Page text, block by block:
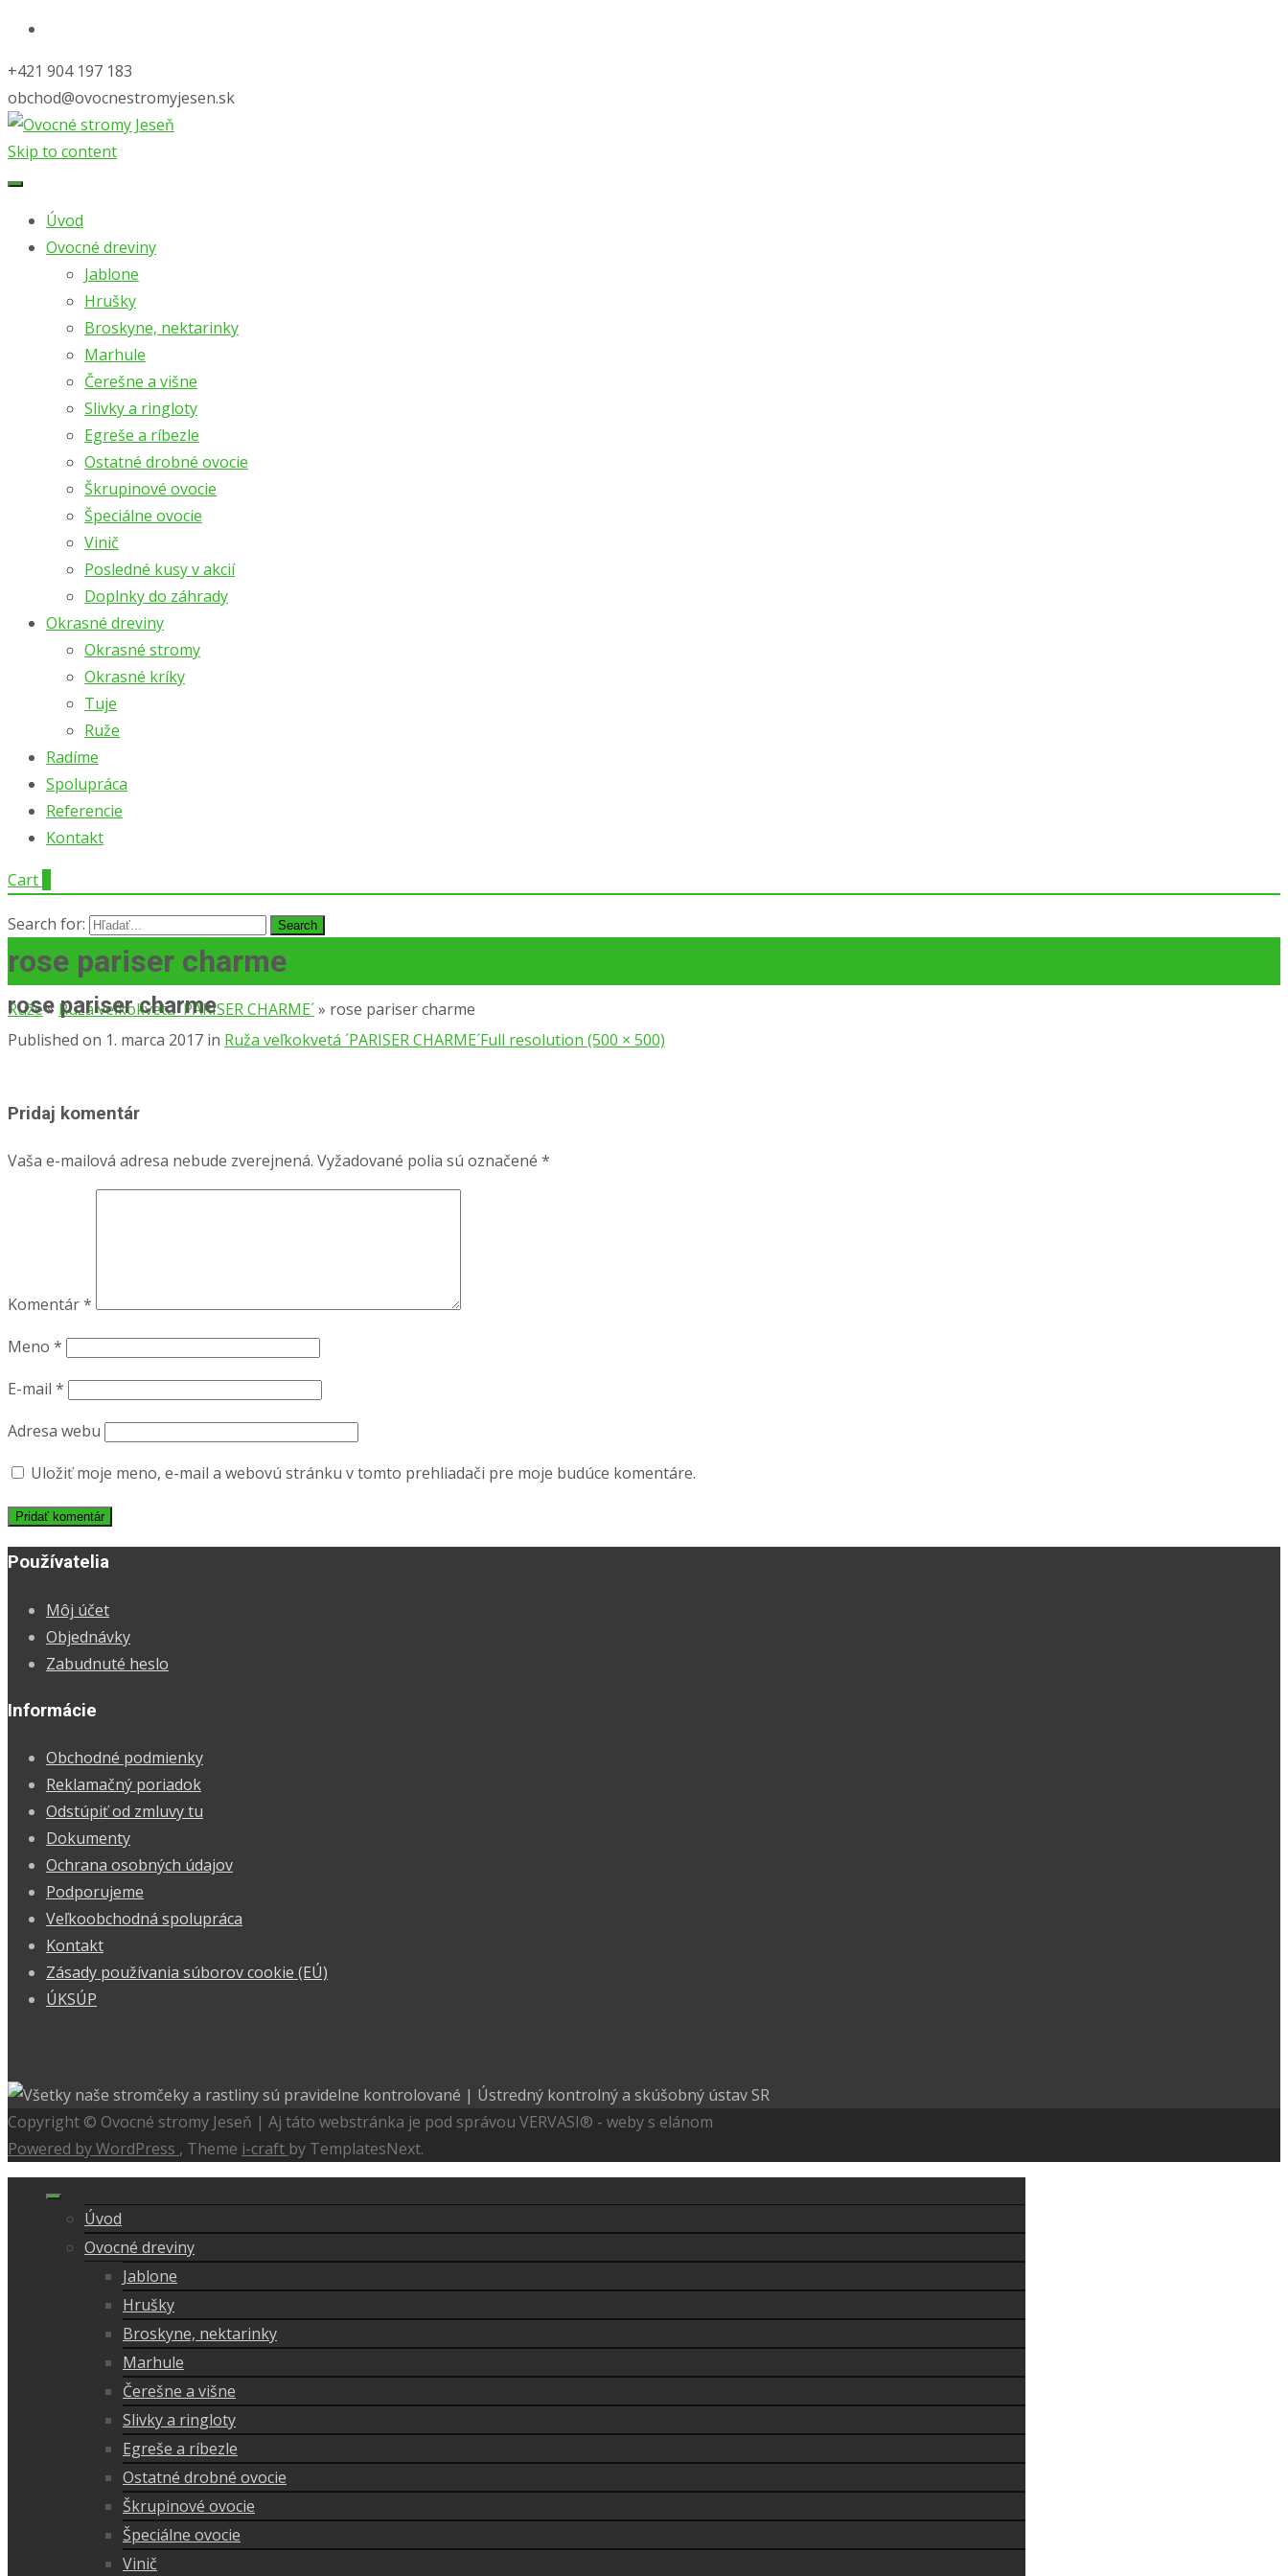
+421 904 197 183
obchod@ovocnestromyjesen.sk
Skip to content
Úvod
Ovocné dreviny
Jablone
Hrušky
Broskyne, nektarinky
Marhule
Čerešne a višne
Slivky a ringloty
Egreše a ríbezle
Ostatné drobné ovocie
Škrupinové ovocie
Špeciálne ovocie
Vinič
Posledné kusy v akcií
Doplnky do záhrady
Okrasné dreviny
Okrasné stromy
Okrasné kríky
Tuje
Ruže
Radíme
Spolupráca
Referencie
Kontakt
Cart
Search for:
rose pariser charme
Ruže» Ruža veľkokvetá ´PARISER CHARME´» rose pariser charme
rose pariser charme
Published on 1. marca 2017 in Ruža veľkokvetá ´PARISER CHARME´Full resolution (500 × 500)
Pridaj komentár
Vaša e-mailová adresa nebude zverejnená. Vyžadované polia sú označené *
Komentár*
Meno *
E-mail *
Adresa webu
Uložiť moje meno, e-mail a webovú stránku v tomto prehliadači pre moje budúce komentáre.
Používatelia
Môj účet
Objednávky
Zabudnuté heslo
Informácie
Obchodné podmienky
Reklamačný poriadok
Odstúpiť od zmluvy tu
Dokumenty
Ochrana osobných údajov
Podporujeme
Veľkoobchodná spolupráca
Kontakt
Zásady používania súborov cookie (EÚ)
ÚKSÚP
Copyright © Ovocné stromy Jeseň | Aj táto webstránka je pod správou VERVASI® - weby s elánom
Powered by WordPress , Theme i-craft by TemplatesNext.
Úvod
Ovocné dreviny
Jablone
Hrušky
Broskyne, nektarinky
Marhule
Čerešne a višne
Slivky a ringloty
Egreše a ríbezle
Ostatné drobné ovocie
Škrupinové ovocie
Špeciálne ovocie
Vinič